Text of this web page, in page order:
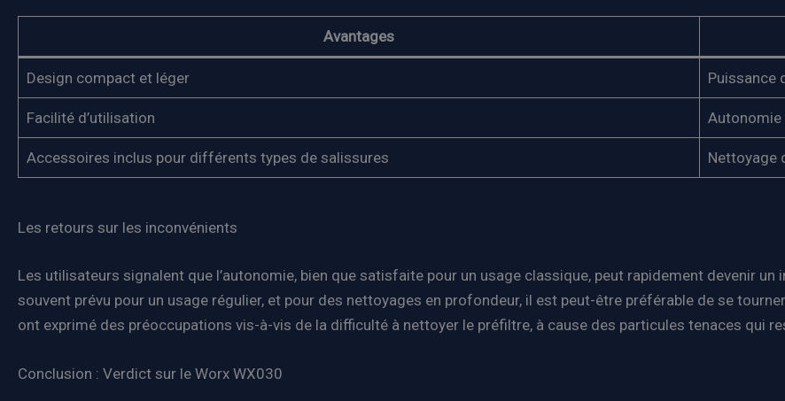
Avantages
Design compact et léger Puissance
Facilité d’utilisation Autonomie
Accessoires inclus pour différents types de salissures Nettoyage
Les retours sur les inconvénients
Les utilisateurs signalent que l’autonomie, bien que satisfaite pour un usage classique, peut rapidement devenir
souvent prévu pour un usage régulier, et pour des nettoyages en profondeur, il est peut-être préférable de se
ont exprimé des préoccupations vis-à-vis de la difficulté à nettoyer le préfiltre, à cause des particules tenaces qui
Conclusion : Verdict sur le Worx WX030